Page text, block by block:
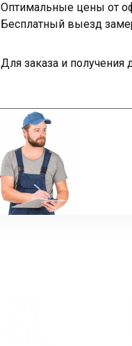
Оптимальные цены от
Бесплатный выезд
Для заказа и